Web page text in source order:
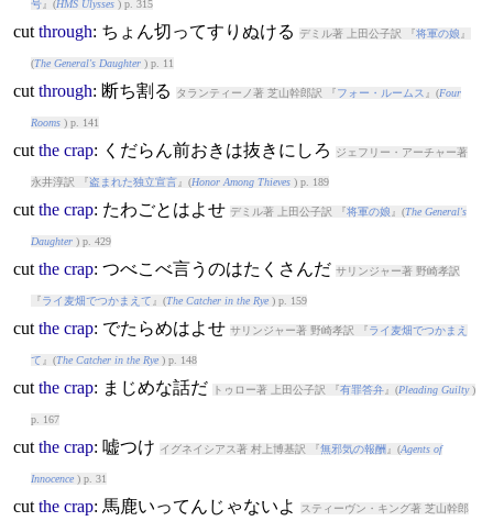
号』(HMS Ulysses) p. 315
cut through: ちょん切ってすりぬける デミル著 上田公子訳 『将軍の娘 』
(The General's Daughter) p. 11
cut through: 断ち割る タランティーノ著 芝山幹郎訳 『 フォー・ルームス 』(Four
Rooms) p. 141
cut the crap: くだらん前おきは抜きにしろ ジェフリー・アーチャー著
永井淳訳 『盗まれた独立宣言』(Honor Among Thieves) p. 189
cut the crap: たわごとはよせ デミル著 上田公子訳 『将軍の娘 』(The General's
Daughter) p. 429
cut the crap: つべこべ言うのはたくさんだ サリンジャー著 野崎孝訳
『 ライ麦畑でつかまえて 』(The Catcher in the Rye) p. 159
cut the crap: でたらめはよせ サリンジャー著 野崎孝訳 『 ライ麦畑でつかまえ
て 』(The Catcher in the Rye) p. 148
cut the crap: まじめな話だ トゥロー著 上田公子訳 『有罪答弁』(Pleading Guilty)
p. 167
cut the crap: 嘘つけ イグネイシアス著 村上博基訳 『無邪気の報酬 』(Agents of
Innocence) p. 31
cut the crap: 馬鹿いってんじゃないよ スティーヴン・キング著 芝山幹郎